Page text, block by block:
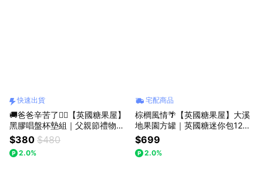
快速出貨
🚚爸爸辛苦了🧔‍♂️【英國糖果屋】
黑膠唱盤杯墊組｜父親節禮物｜
快速出貨
$380 $480
2.0%
宅配商品
棕櫚風情🌴【英國糖果屋】大溪
地果園方罐｜英國糖迷你包12包
入
$699
2.0%